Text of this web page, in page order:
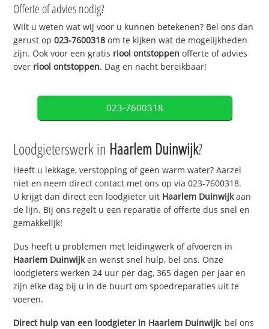
Offerte of advies nodig?
Wilt u weten wat wij voor u kunnen betekenen? Bel ons dan
gerust op023-7600318 om te kijken wat de mogelijkheden
zijn. Ook voor een gratis riool ontstoppen offerte of advies
over riool ontstoppen. Dag en nacht bereikbaar!
023-7600318
Loodgieterswerk in Haarlem Duinwijk?
Heeft u lekkage, verstopping of geen warm water? Aarzel
niet en neem direct contact met ons op via 023-7600318.
U krijgt dan direct een loodgieter uit Haarlem Duinwijkaan
de lijn. Bij ons regelt u een reparatie of offerte dus snel en
gemakkelijk!
Dus heeft u problemen met leidingwerk of afvoeren in
Haarlem Duinwijken wenst snel hulp, bel ons. Onze
loodgieters werken 24 uur per dag, 365 dagen per jaar en
zijn elke dag bij u in de buurt om spoedreparaties uit te
voeren.
Direct hulp van een loodgieter in Haarlem Duinwijk: bel ons